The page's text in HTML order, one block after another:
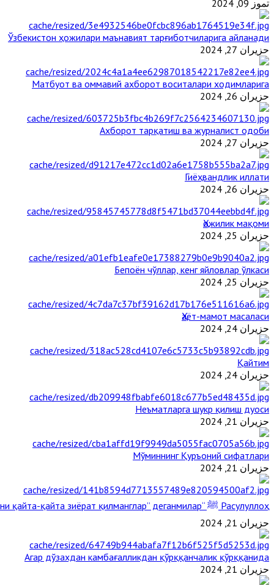
تموز 09, 2024
Ўзбекистон ҳожилари маънавият тарғиботчиларига айланади
حزيران 27, 2024
Матбуот ва оммавий ахборот воситалари ходимларига
حزيران 26, 2024
Ахборот тарқатиш ва журналист одоби
حزيران 27, 2024
Гиёҳвандлик иллати
حزيران 26, 2024
Ҳожилик мақоми
حزيران 25, 2024
Бепоён чўллар, кенг яйловлар ўлкаси
حزيران 25, 2024
Ҳаёт-мамот масаласи
حزيران 24, 2024
Қайтим
حزيران 24, 2024
Неъматларга шукр қилиш дуоси
حزيران 21, 2024
Мўминнинг Қуръоний сифатлари
حزيران 21, 2024
Расулуллоҳ ﷺ “Қабримни қайта-қайта зиёрат қилманглар” деганмилар?
حزيران 21, 2024
Агар дўзахдан камбағалликдан қўрққанчалик қўрққанида
حزيران 21, 2024